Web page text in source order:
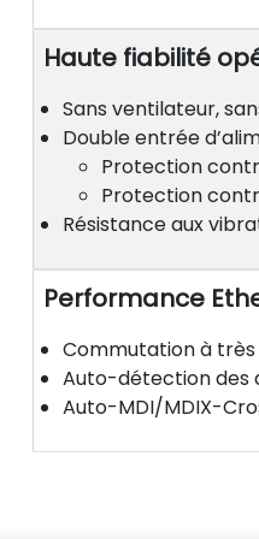
Haute fiabilité
Sans ventilateur,
Double entrée
Protection
Protection
Résistance aux
Performance
Commutation à
Auto-détection des
Auto-MDI/MDIX-